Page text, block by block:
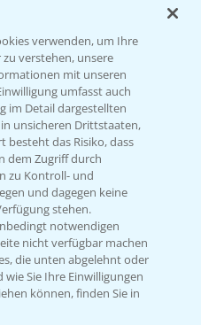
564 1
uns
verwenden, um Ihre
verstehen, unsere
mit unseren
umfasst auch
im Detail dargestellten
unsicheren Drittstaaten,
besteht das Risiko, dass
dem Zugriff durch
zu Kontroll- und
und dagegen keine
stehen.
notwendigen
nicht verfügbar machen
die unten abgelehnt oder
Sie Ihre Einwilligungen
können, finden Sie in